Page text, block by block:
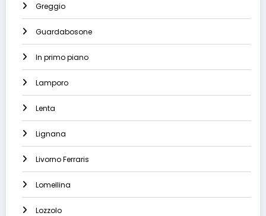
Greggio
Guardabosone
In primo piano
Lamporo
Lenta
Lignana
Livorno Ferraris
Lomellina
Lozzolo